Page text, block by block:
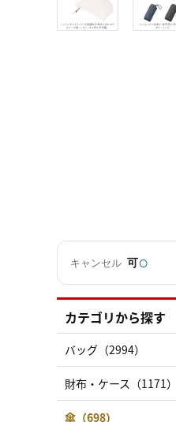
キャンセル 可○
カテゴリから探す
バッグ（2994）
財布・ケース（1171）
傘（698）